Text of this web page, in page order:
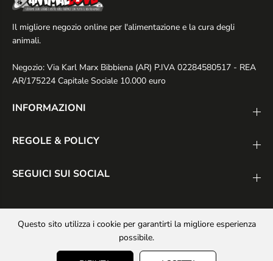
Animalove Grain Free
Maiale e Mela - AGGIUNGI AL CARRELLO
Il migliore negozio online per l'alimentazione e la cura degli
animali.
Negozio: Via Karl Marx Bibbiena (AR) P.IVA 02284580517 - REA
AR/175224 Capitale Sociale 10.000 euro
INFORMAZIONI
REGOLE & POLICY
SEGUICI SUI SOCIAL
- Realizzato da
Questo sito utilizza i cookie per garantirti la migliore esperienza
possibile.